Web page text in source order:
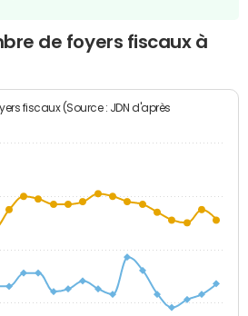
de foyers fiscaux à
fiscaux (Source : JDN d'après